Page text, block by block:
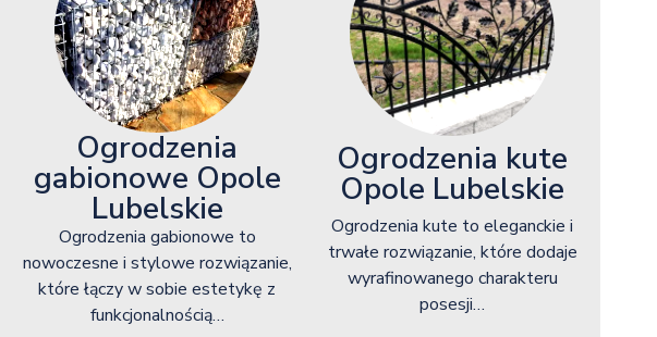
Ogrodzenia
gabionowe Opole
Lubelskie
Ogrodzenia gabionowe to
nowoczesne i stylowe rozwiązanie,
które łączy w sobie estetykę z
funkcjonalnością…
Ogrodzenia kute
Opole Lubelskie
Ogrodzenia kute to eleganckie i
trwałe rozwiązanie, które dodaje
wyrafinowanego charakteru
posesji…